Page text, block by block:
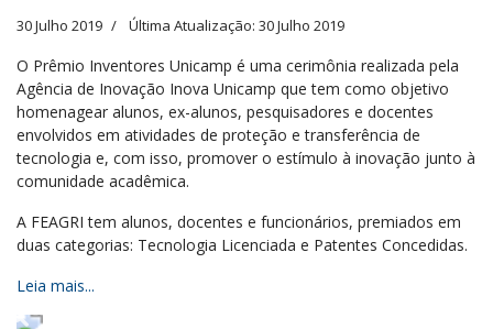
30 Julho 2019 Última Atualização: 30 Julho 2019
O Prêmio Inventores Unicamp é uma cerimônia realizada pela
Agência de Inovação Inova Unicamp que tem como objetivo
homenagear alunos, ex-alunos, pesquisadores e docentes
envolvidos em atividades de proteção e transferência de
tecnologia e, com isso, promover o estímulo à inovação junto à
comunidade acadêmica.
A FEAGRI tem alunos, docentes e funcionários, premiados em
duas categorias: Tecnologia Licenciada e Patentes Concedidas.
Leia mais...